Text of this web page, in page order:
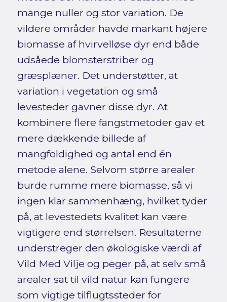
mange nuller og stor variation. De
vildere områder havde markant højere
biomasse af hvirvelløse dyr end både
udsåede blomsterstriber og
græsplæner. Det understøtter, at
variation i vegetation og små
levesteder gavner disse dyr. At
kombinere flere fangstmetoder gav et
mere dækkende billede af
mangfoldighed og antal end én
metode alene. Selvom større arealer
burde rumme mere biomasse, så vi
ingen klar sammenhæng, hvilket tyder
på, at levestedets kvalitet kan være
vigtigere end størrelsen. Resultaterne
understreger den økologiske værdi af
Vild Med Vilje og peger på, at selv små
arealer sat til vild natur kan fungere
som vigtige tilflugtssteder for